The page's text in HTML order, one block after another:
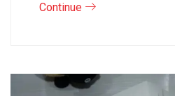
Continue